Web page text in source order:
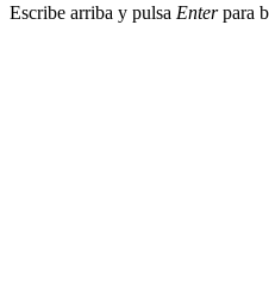
Escribe arriba y pulsa Enterpara